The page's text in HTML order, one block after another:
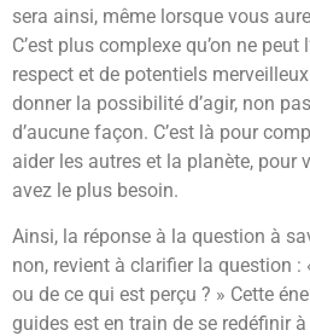
sera ainsi, même lorsque vous
C’est plus complexe qu’on ne
respect et de potentiels
donner la possibilité d’agir, non
d’aucune façon. C’est là pour
aider les autres et la planète, pour
avez le plus besoin.
Ainsi, la réponse à la question à
non, revient à clarifier la question :
ou de ce qui est perçu ? » Cette
guides est en train de se redéfinir